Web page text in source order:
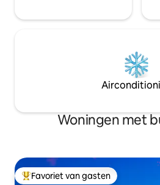
Woningen met
Topfavoriet van gasten
Favoriet van gasten